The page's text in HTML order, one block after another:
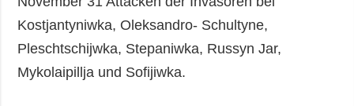
Kostjantyniwka, Oleksandro- Schultyne,
Pleschtschijwka, Stepaniwka, Russyn Jar,
Mykolaipillja und Sofijiwka.